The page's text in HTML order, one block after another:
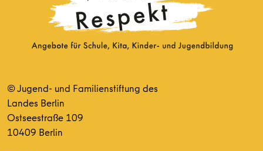
© Jugend- und Familienstiftung des
Landes Berlin
Ostseestraße 109
10409 Berlin